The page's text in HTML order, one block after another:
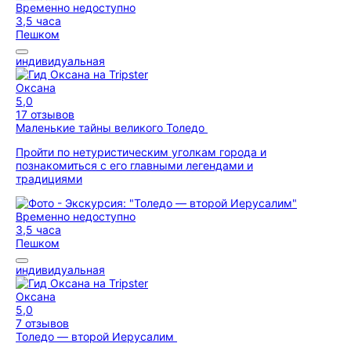
Временно недоступно
3,5 часа
Пешком
индивидуальная
Оксана
5,0
17 отзывов
Маленькие тайны великого Толедо
Пройти по нетуристическим уголкам города и
познакомиться с его главными легендами и
традициями
Временно недоступно
3,5 часа
Пешком
индивидуальная
Оксана
5,0
7 отзывов
Толедо — второй Иерусалим